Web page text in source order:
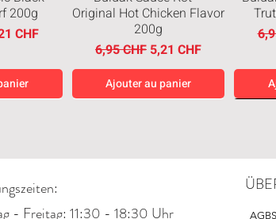
200g
promotionnel
CHF
Original Hot Chicken Flavor
200g
Prix original
6,95 CHF Prix promotionnel
5,21 CHF
Ajouter au panier
- Freitag: 11:30 - 18:30 Uhr
AGBS